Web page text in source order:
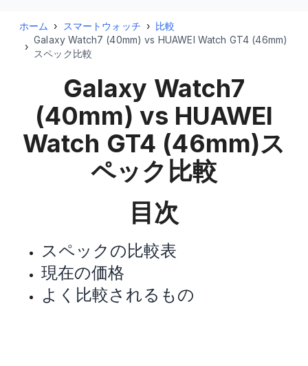
ホーム › スマートウォッチ › 比較
›
Galaxy Watch7 (40mm) vs HUAWEI Watch GT4 (46mm)
スペック比較
Galaxy Watch7
(40mm) vs HUAWEI
Watch GT4 (46mm)ス
ペック比較
目次
スペックの比較表
現在の価格
よく比較されるもの